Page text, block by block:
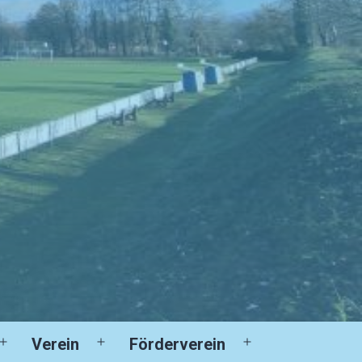
MenüVerein
MenüFörderverein